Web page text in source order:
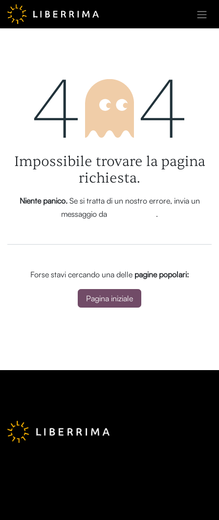
Passa al contenuto
Errore 404
Impossibile trovare la pagina
richiesta.
Niente panico.Se si tratta di un nostro errore, invia un
messaggio da
.
Forse stavi cercando una delle pagine popolari:
Pagina iniziale